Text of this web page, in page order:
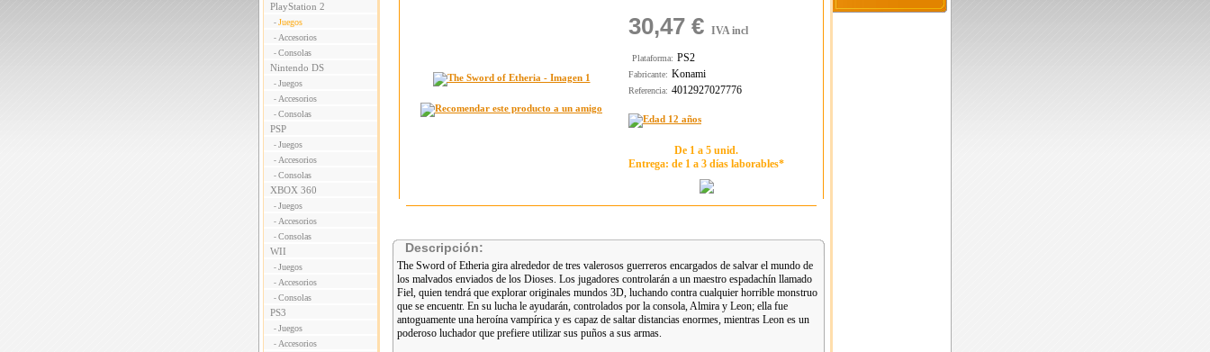
PlayStation 2
- Juegos
- Accesorios
- Consolas
Nintendo DS
- Juegos
- Accesorios
- Consolas
PSP
- Juegos
- Accesorios
- Consolas
XBOX 360
- Juegos
- Accesorios
- Consolas
WII
- Juegos
- Accesorios
- Consolas
PS3
- Juegos
- Accesorios
30,47 € IVA incl
Plataforma: PS2
Fabricante: Konami
Referencia: 4012927027776
De 1 a 5 unid.
Entrega: de 1 a 3 días laborables*
Descripción:
The Sword of Etheria gira alrededor de tres valerosos guerreros encargados de salvar el mundo de
los malvados enviados de los Dioses. Los jugadores controlarán a un maestro espadachín llamado
Fiel, quien tendrá que explorar originales mundos 3D, luchando contra cualquier horrible monstruo
que se encuentr. En su lucha le ayudarán, controlados por la consola, Almira y Leon; ella fue
antoguamente una heroína vampírica y es capaz de saltar distancias enormes, mientras Leon es un
poderoso luchador que prefiere utilizar sus puños a sus armas.